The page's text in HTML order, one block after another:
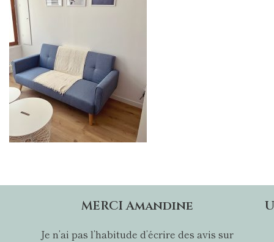
MERCI Amandine
Je n’ai pas l’habitude d’écrire des avis sur